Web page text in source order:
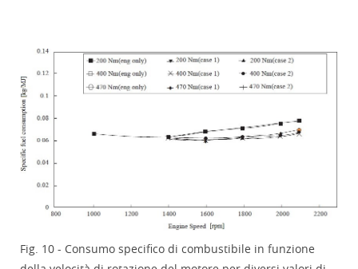
Fig. 10 - Consumo specifico di combustibile in funzione